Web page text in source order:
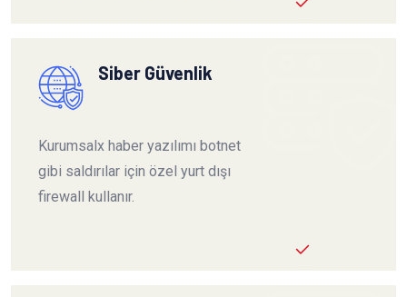
Siber Güvenlik
Kurumsalx haber yazılımı botnet
gibi saldırılar için özel yurt dışı
firewall kullanır.